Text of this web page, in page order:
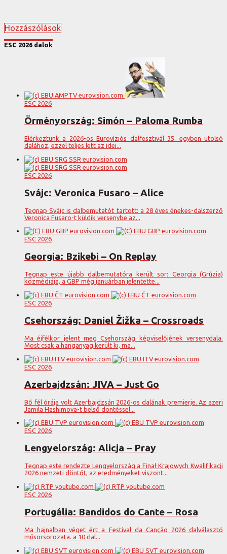
Hozzászólások
ESC 2026 dalok
ESC 2026
Örményország: Simón – Paloma Rumba
Elérkeztünk a 2026-os Eurovíziós dalfesztivál 35. egyben utolsó
dalához, ezzel teljes lett az idei...
ESC 2026
Svájc: Veronica Fusaro – Alice
Tegnap Svájc is dalbemutatót tartott: a 28 éves énekes-dalszerző
Veronica Fusaro-t küldik versenybe az...
ESC 2026
Georgia: Bzikebi – On Replay
Tegnap este újabb dalbemutatóra került sor: Georgia (Grúzia)
közmédiája, a GBP még januárban jelentette...
ESC 2026
Csehország: Daniel Žižka – Crossroads
Ma éjfélkor jelent meg Csehország képviselőjének versenydala.
Most csak a hanganyag került ki, ma...
ESC 2026
Azerbajdzsán: JIVA – Just Go
Bő fél órája volt Azerbajdzsán 2026-os dalának premierje. Az azeri
Jamila Hashimova-t belső döntéssel...
ESC 2026
Lengyelország: Alicja – Pray
Tegnap este rendezte Lengyelország a Finał Krajowych Kwalifikacji
2026 nemzeti döntőt, az eredményeket viszont...
ESC 2026
Portugália: Bandidos do Cante – Rosa
Ma hajnalban véget ért a Festival da Canção 2026 dalválasztó
műsorsorozata. a 10 dal...